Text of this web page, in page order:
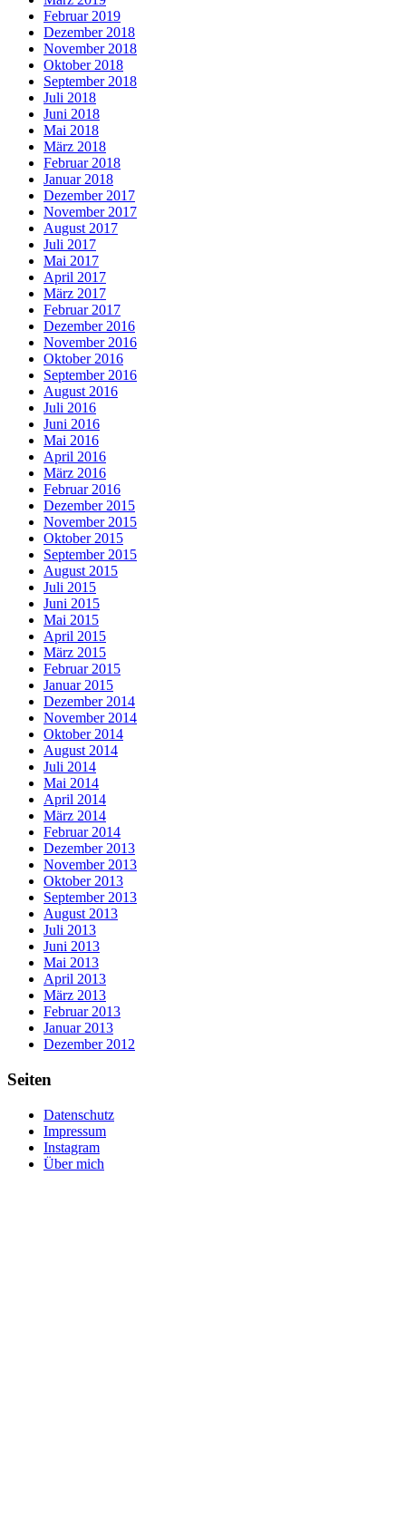
Februar 2019
Dezember 2018
November 2018
Oktober 2018
September 2018
Juli 2018
Juni 2018
Mai 2018
März 2018
Februar 2018
Januar 2018
Dezember 2017
November 2017
August 2017
Juli 2017
Mai 2017
April 2017
März 2017
Februar 2017
Dezember 2016
November 2016
Oktober 2016
September 2016
August 2016
Juli 2016
Juni 2016
Mai 2016
April 2016
März 2016
Februar 2016
Dezember 2015
November 2015
Oktober 2015
September 2015
August 2015
Juli 2015
Juni 2015
Mai 2015
April 2015
März 2015
Februar 2015
Januar 2015
Dezember 2014
November 2014
Oktober 2014
August 2014
Juli 2014
Mai 2014
April 2014
März 2014
Februar 2014
Dezember 2013
November 2013
Oktober 2013
September 2013
August 2013
Juli 2013
Juni 2013
Mai 2013
April 2013
März 2013
Februar 2013
Januar 2013
Dezember 2012
Seiten
Datenschutz
Impressum
Instagram
Über mich